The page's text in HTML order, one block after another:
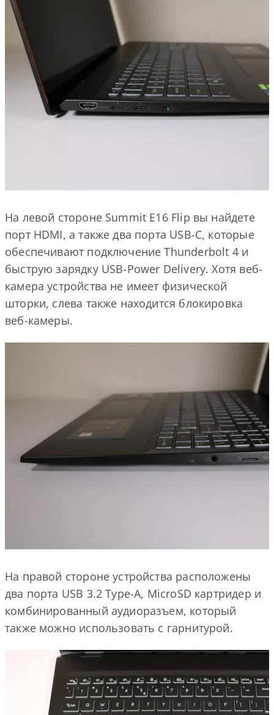
На левой стороне Summit E16 Flip вы найдете
порт HDMI, а также два порта USB-C, которые
обеспечивают подключение Thunderbolt 4 и
быструю зарядку USB-Power Delivery. Хотя веб-
камера устройства не имеет физической
шторки, слева также находится блокировка
веб-камеры.
На правой стороне устройства расположены
два порта USB 3.2 Type-A, MicroSD картридер и
комбинированный аудиоразъем, который
также можно использовать с гарнитурой.